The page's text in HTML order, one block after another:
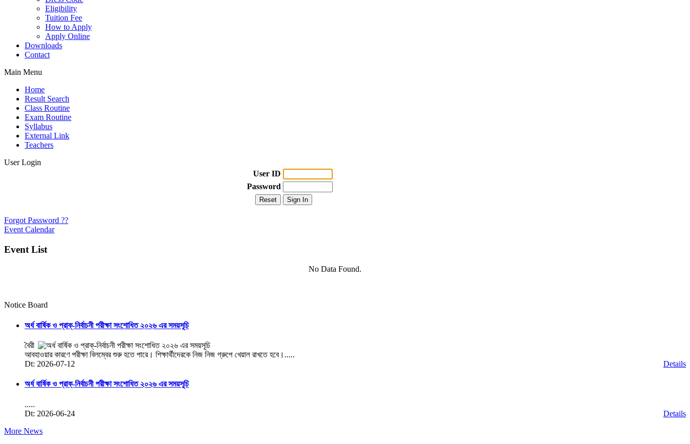
Eligibility
Tuition Fee
How to Apply
Apply Online
Downloads
Contact
Main Menu
Home
Result Search
Class Routine
Exam Routine
Syllabus
External Link
Teachers
User Login
User ID
Password
Forgot Password ??
Event Calendar
Event List
No Data Found.
Notice Board
অর্ধ বার্ষিক ও প্রাক্-নির্বাচনী পরীক্ষা সংশোধিত ২০২৬ এর সময়সূচি
বৈরী
আবহাওয়ার কারণে পরীক্ষা বিলম্বের শুরু হতে পারে। শিক্ষার্থীদেরকে নিজ নিজ গ্রুপে খেয়াল রাখতে হবে।.....
Dt: 2026-07-12
Details
অর্ধ বার্ষিক ও প্রাক্-নির্বাচনী পরীক্ষা সংশোধিত ২০২৬ এর সময়সূচি
.....
Dt: 2026-06-24
Details
More News